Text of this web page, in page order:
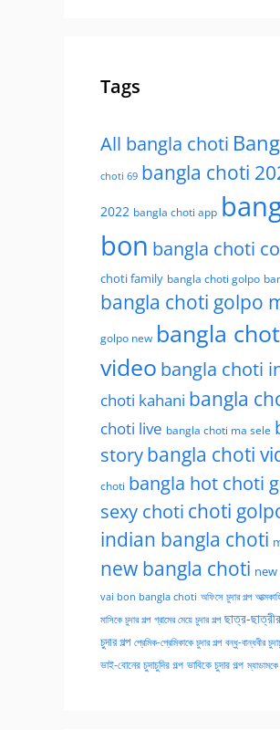
Tags
All bangla choti
choti 69 bangla choti
2022 bangla choti app
bon bangla choti
choti family bangla choti golpo
bangla choti golpo
golpo new bangla
video bangla choti
choti kahani bangla
choti live bangla choti ma sele
storybangla choti
choti bangla hot choti
sexy choti choti
indian bangla choti
new bangla choti
vai bon bangla choti অফিসে চুদার গল্প
মাসিকে চুদার গল্প গ্রামের মেয়ে চুদার গল্প ছাত্র-
চুদার গল্প প্রেমিক-প্রেমিকাকে চুদার গল্প বন্ধু-বান্ধবীর
ভাই-বোনের চুদাচুদির গল্প ভাবিকে চুদার গল্প ম্যাডামকে